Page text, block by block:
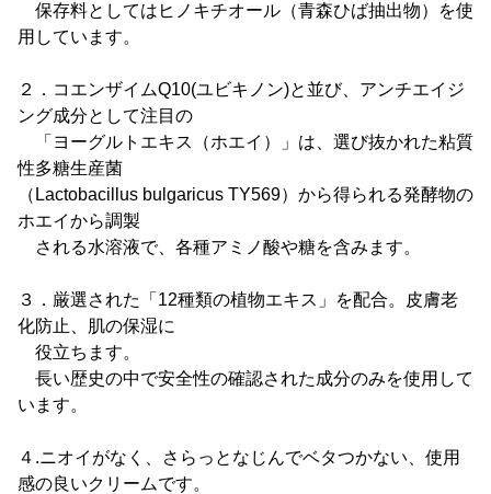
保存料としてはヒノキチオール（青森ひば抽出物）を使
用しています。
２．コエンザイムQ10(ユビキノン)と並び、アンチエイジ
ング成分として注目の
「ヨーグルトエキス（ホエイ）」は、選び抜かれた粘質
性多糖生産菌
（Lactobacillus bulgaricus TY569）から得られる発酵物の
ホエイから調製
される水溶液で、各種アミノ酸や糖を含みます。
３．厳選された「12種類の植物エキス」を配合。皮膚老
化防止、肌の保湿に
役立ちます。
長い歴史の中で安全性の確認された成分のみを使用して
います。
４.ニオイがなく、さらっとなじんでベタつかない、使用
感の良いクリームです。